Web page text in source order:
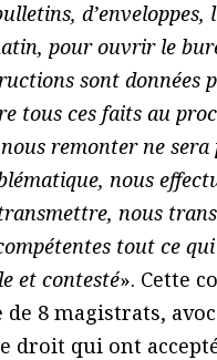
d’enveloppes,
pour ouvrir le
sont données
tous ces faits au
remonter ne sera
nous
nous
tout ce
et contesté». Cette
de 8 magistrats,
droit qui ont